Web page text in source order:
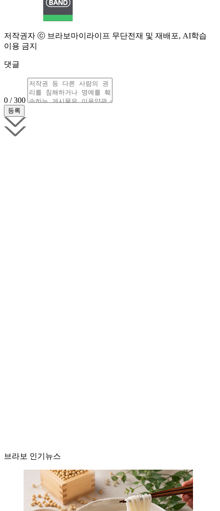
저작권자 ⓒ 브라보마이라이프 무단전재 및 재배포, AI학습
이용 금지
댓글
0 / 300
브라보 인기뉴스